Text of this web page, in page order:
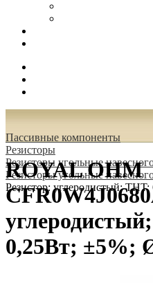
Пассивные компоненты
Резисторы
Резисторы угольные
Резисторы угольные
Резистор: углеродистый;
ROYAL OHM
0,25Вт; ±5%;